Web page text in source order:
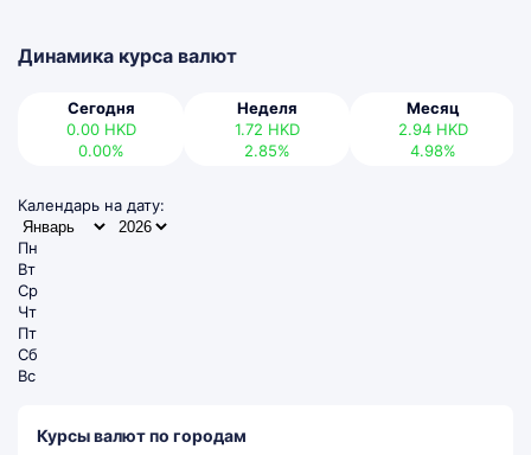
Динамика курса валют
Сегодня
0.00 HKD
0.00%
Неделя
1.72 HKD
2.85%
Месяц
2.94 HKD
4.98%
Календарь на дату:
Пн
Вт
Ср
Чт
Пт
Сб
Вс
Курсы валют по городам